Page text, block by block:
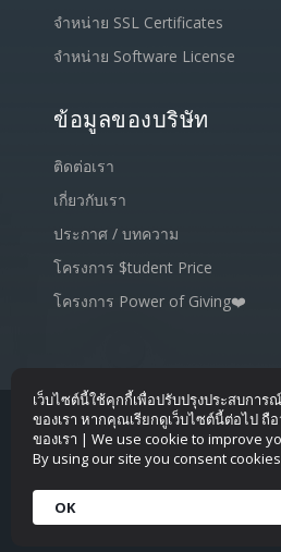
เว็บไซต์นี้ใช้คุกกี้เพื่อปรับปรุงประสบการ
ของเรา หากคุณเรียกดูเว็บไซต์นี้ต่อไป
ของเรา | We use cookie to improve
By using our site you consent
OK
จำหน่าย SSL Certificates
จำหน่าย Software License
ข้อมูลของบริษัท
ติดต่อเรา
เกี่ยวกับเรา
ประกาศ / บทความ
โครงการ $tudent Price
โครงการ Power of Giving❤️
Copyright © 2009-2020
reserved.